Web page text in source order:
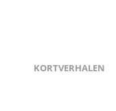
KORTVERHALEN